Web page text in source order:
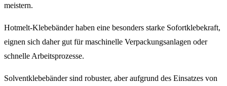
meistern.
Hotmelt-Klebebänder haben eine besonders starke Sofortklebekraft,
eignen sich daher gut für maschinelle Verpackungsanlagen oder
schnelle Arbeitsprozesse.
Solventklebebänder sind robuster, aber aufgrund des Einsatzes von